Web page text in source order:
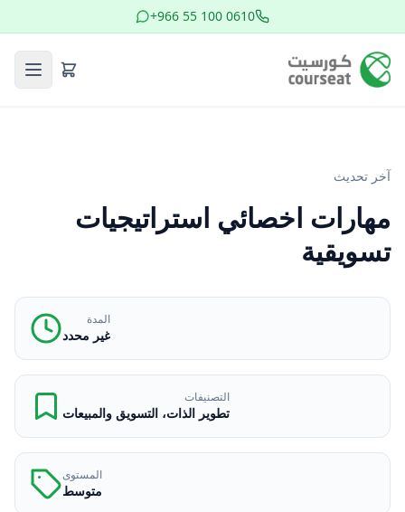
+966 55 100 0610
آخر تحديث
مهارات اخصائي استراتيجيات
تسويقية
المدة
غير محدد
التصنيفات
تطوير الذات، التسويق والمبيعات
المستوى
متوسط